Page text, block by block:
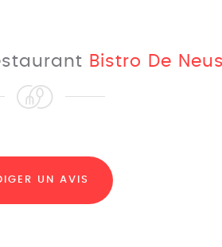
Bistro De Neus
UN AVIS